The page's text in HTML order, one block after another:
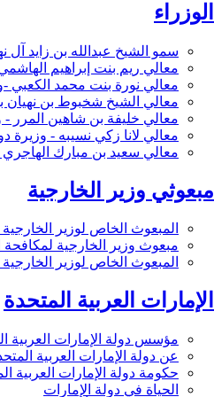
الوزراء
سمو الشيخ عبدالله بن زايد آل
معالي ريم بنت إبراهيم
معالي نورة بنت محمد الكعبي -
معالي الشيخ شخبوط بن نهيان
معالي خليفة بن شاهين المرر -
معالي لانا زكي نسيبه - وزيرة
معالي سعيد بن مبارك الهاجري
مبعوثي وزير الخارجية
المبعوث الخاص لوزير
مبعوث وزير الخارجية لمكافحة
المبعوث الخاص لوزير
الإمارات العربية المتحدة
مؤسس دولة الإمارات العربية
عن دولة الإمارات العربية
حكومة دولة الإمارات العربية
الحياة في دولة الإمارات